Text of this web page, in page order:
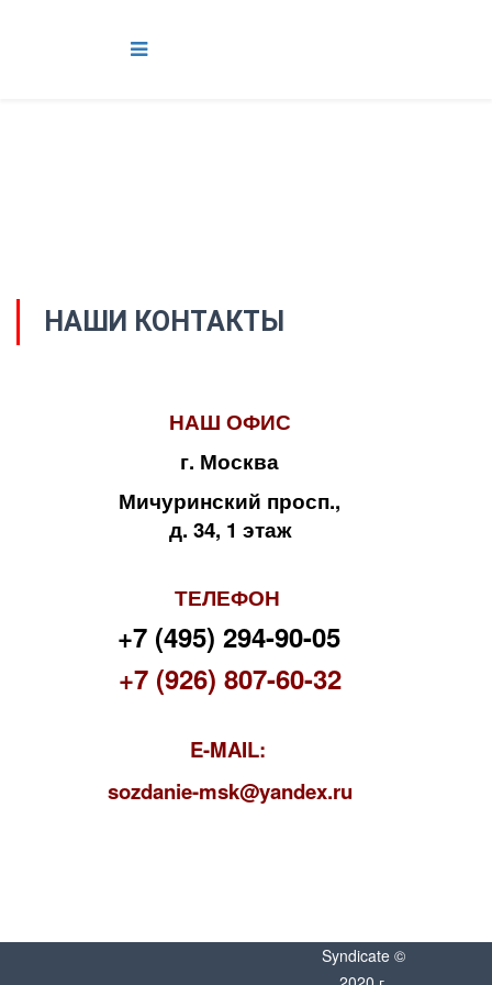
НАШИ КОНТАКТЫ
НАШ ОФИС
г. Москва
Мичуринский просп.,
д. 34, 1 этаж
ТЕЛЕФОН
+7 (495) 294-90-05
+7 (926) 807-60-32
E-MAIL:
sozdanie-msk@yandex.ru
Syndicate ©